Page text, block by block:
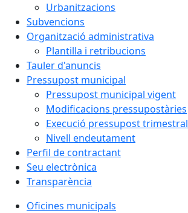
Urbanitzacions
Subvencions
Organització administrativa
Plantilla i retribucions
Tauler d'anuncis
Pressupost municipal
Pressupost municipal vigent
Modificacions pressupostàries
Execució pressupost trimestral
Nivell endeutament
Perfil de contractant
Seu electrònica
Transparència
Oficines municipals